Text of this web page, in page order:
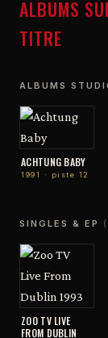
ALBUMS
TITRE
ALBUMS
ACHTUNG BABY
1991 · piste 12
SINGLES & EP
ZOO TV LIVE
FROM DUBLIN